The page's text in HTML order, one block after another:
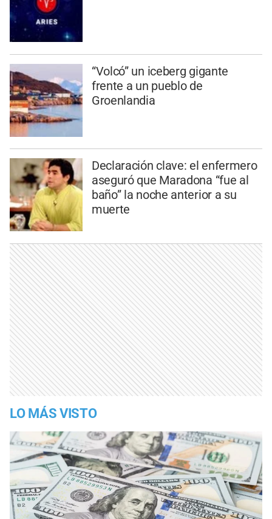
“Volcó” un iceberg gigante
frente a un pueblo de
Groenlandia
Declaración clave: el enfermero
aseguró que Maradona “fue al
baño” la noche anterior a su
muerte
LO MÁS VISTO